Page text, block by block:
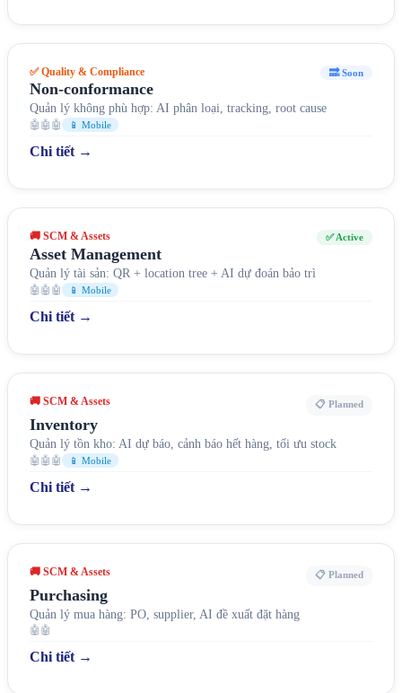
✅ Quality & Compliance 🔜 Soon
Non-conformance
Quản lý không phù hợp: AI phân loại, tracking, root cause
🤖🤖🤖 📱 Mobile
Chi tiết →
🚚 SCM & Assets ✅ Active
Asset Management
Quản lý tài sản: QR + location tree + AI dự đoán bảo trì
🤖🤖🤖 📱 Mobile
Chi tiết →
🚚 SCM & Assets 📋 Planned
Inventory
Quản lý tồn kho: AI dự báo, cảnh báo hết hàng, tối ưu stock
🤖🤖🤖 📱 Mobile
Chi tiết →
🚚 SCM & Assets 📋 Planned
Purchasing
Quản lý mua hàng: PO, supplier, AI đề xuất đặt hàng
🤖🤖
Chi tiết →